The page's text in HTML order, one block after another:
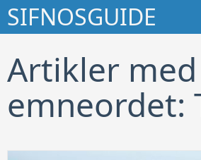
SIFNOSGUIDE
Søg
GÅ TIL INDHOLD
Artikler med
emneordet: